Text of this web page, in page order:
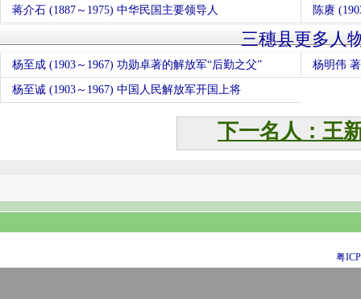
蒋介石 (1887～1975) 中华民国主要领导人 陈赓
三穗县更多人
杨至成 (1903～1967) 功勋卓著的解放军“后勤之父” 杨明伟
杨至诚 (1903～1967) 中国人民解放军开国上将
下一名人：王
粤